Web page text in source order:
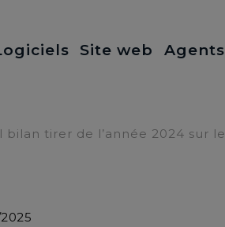
Site web
bilan tirer de l’année 2024 sur